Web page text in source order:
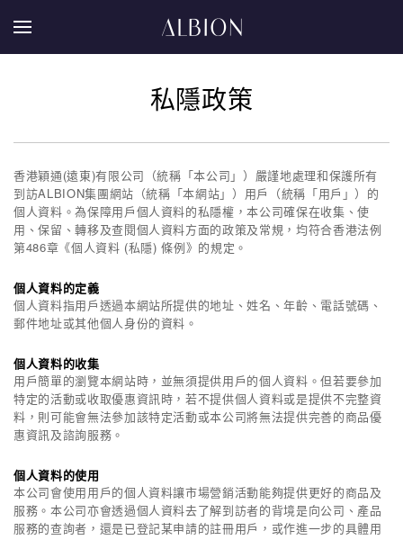
私隱政策
香港穎通(遠東)有限公司（統稱「本公司」）嚴謹地處理和保護所有
到訪ALBION集團網站（統稱「本網站」）用戶（統稱「用戶」）的
個人資料。為保障用戶個人資料的私隱權，本公司確保在收集、使
用、保留、轉移及查閱個人資料方面的政策及常規，均符合香港法例
第486章《個人資料 (私隱) 條例》的規定。
個人資料的定義
個人資料指用戶透過本網站所提供的地址、姓名、年齡、電話號碼、
郵件地址或其他個人身份的資料。
個人資料的收集
用戶簡單的瀏覽本網站時，並無須提供用戶的個人資料。但若要參加
特定的活動或收取優惠資訊時，若不提供個人資料或是提供不完整資
料，則可能會無法參加該特定活動或本公司將無法提供完善的商品優
惠資訊及諮詢服務。
個人資料的使用
本公司會使用用戶的個人資料讓市場營銷活動能夠提供更好的商品及
服務。本公司亦會透過個人資料去了解到訪者的背境是向公司、產品
服務的查詢者，還是已登記某申請的註冊用戶，或作進一步的具體用